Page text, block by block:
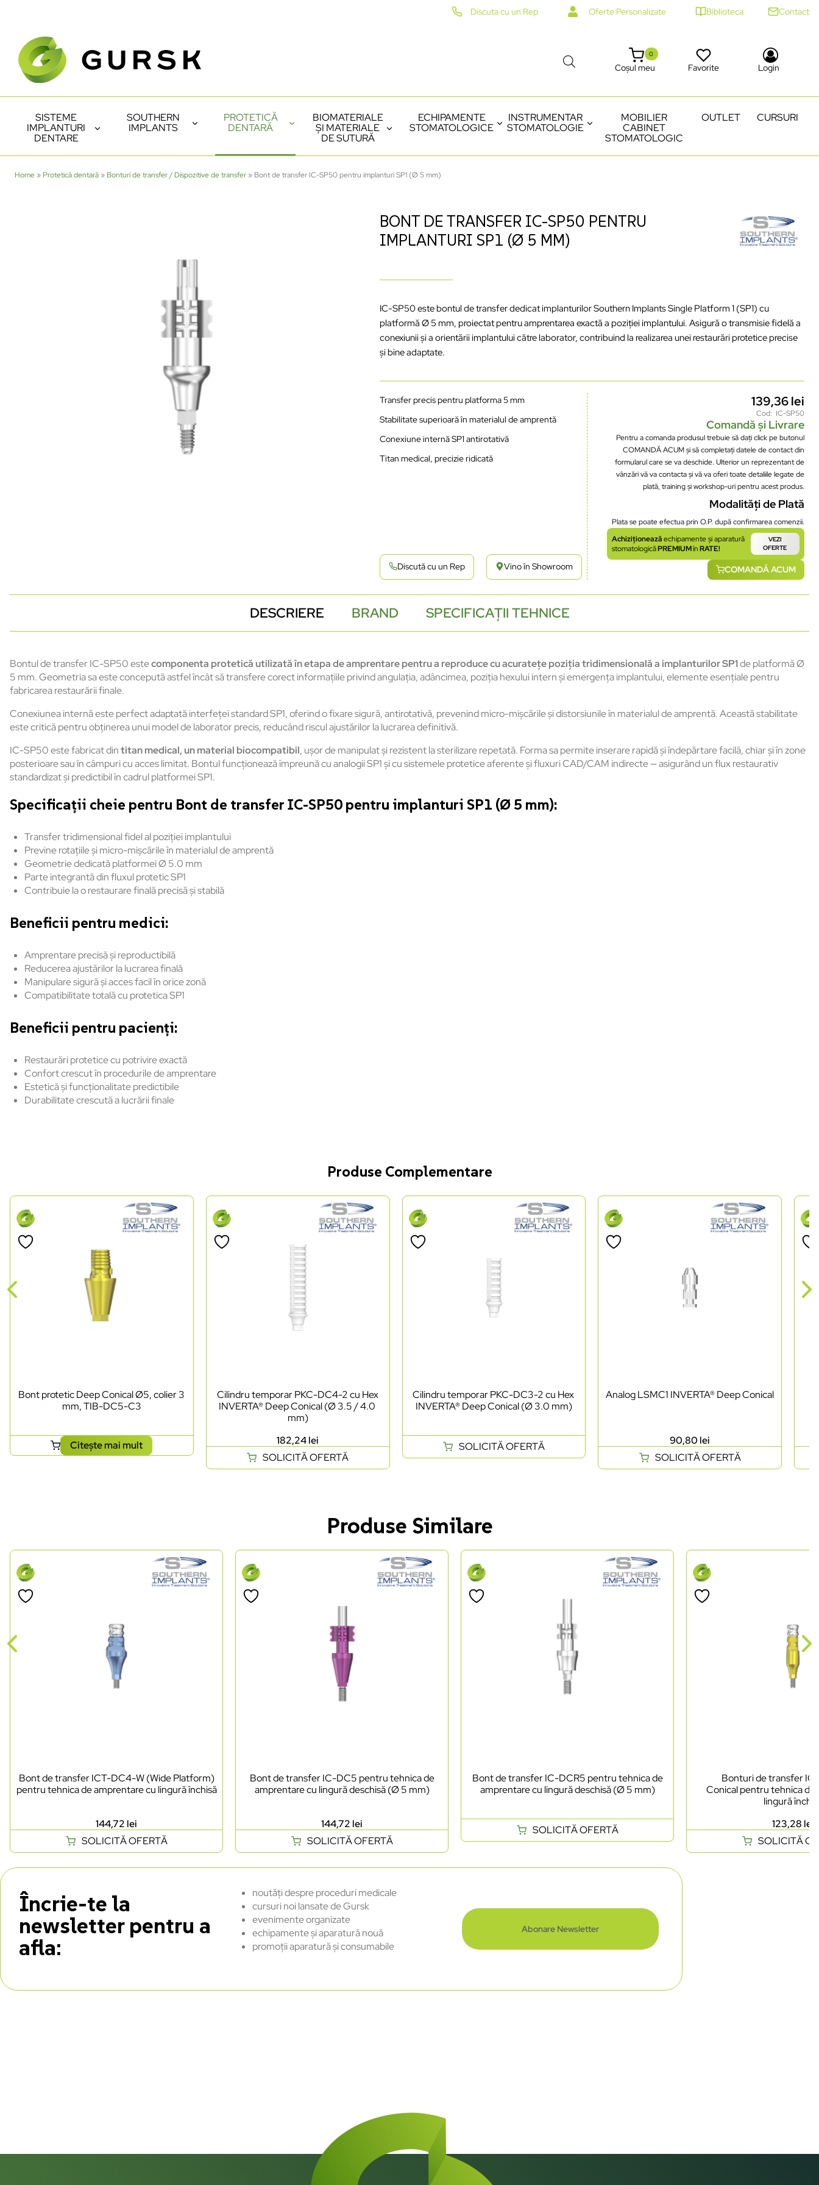
Discuta cu un Rep Oferte Personalizate Biblioteca Contact
Coșul meu
0
Favorite Login
SISTEME
IMPLANTURI
DENTARE
SOUTHERN
IMPLANTS
PROTETICĂ
DENTARĂ
BIOMATERIALE
ȘI MATERIALE
DE SUTURĂ
ECHIPAMENTE
STOMATOLOGICE
INSTRUMENTAR
STOMATOLOGIE
MOBILIER
CABINET
STOMATOLOGIC
OUTLET CURSURI
Home » Protetică dentară » Bonturi de transfer / Dispozitive de transfer » Bont de transfer IC-SP50 pentru implanturi SP1 (Ø 5 mm)
BONT DE TRANSFER IC-SP50 PENTRU
IMPLANTURI SP1 (Ø 5 MM)
IC-SP50 este bontul de transferdedicatimplanturilorSouthern Implants Single Platform 1 (SP1) cu
platformă Ø 5 mm, proiectatpentruamprentarea exactă a pozițieiimplantului.Asigură otransmisiefidelă a
conexiuniișiaorientăriiimplantuluicătre laborator,contribuind la realizarea unei restaurări protetice precise
și bineadaptate.
Transfer precispentru platforma 5 mm
Stabilitatesuperioarăîn materialul deamprentă
ConexiuneinternăSP1antirotativă
Titan medical,precizieridicată
Discută cu un Rep Vino în Showroom
139,36lei
Cod: IC-SP50
Comandă și Livrare
Pentru a comanda produsul trebuie să dați click pe butonul
COMANDĂ ACUM și să completați datele de contact din
formularul care se va deschide. Ulterior un reprezentant de
vânzări vă va contacta și vă va oferi toate detaliile legate de
plată, training și workshop-uri pentru acest produs.
Modalități de Plată
Plata se poate efectua prin O.P. după confirmarea comenzii.
Achiziționeazăechipamente și aparatură
stomatologicăPREMIUMînRATE!
VEZI
OFERTE
COMANDĂ ACUM
DESCRIERE BRAND SPECIFICAȚII TEHNICE
Bontul de transfer IC-SP50estecomponenta protetică utilizatăînetapadeamprentarepentrua reproduce cuacuratețepozițiatridimensionalăaimplanturilorSP1deplatformăØ
5 mm.Geometriasaesteconceputăastfelîncâtsătransferecorectinformațiileprivindangulația,adâncimea, pozițiahexuluiinternșiemergențaimplantului,elementeesențialepentru
fabricarearestaurăriifinale.
Conexiuneainternăesteperfectadaptatăinterfețeistandard SP1,oferindofixaresigură,antirotativă, prevenindmicro-mișcărileșidistorsiunileîn materialuldeamprentă.Aceastăstabilitate
estecriticăpentruobținereaunuimodel delaboratorprecis, reducândrisculajustărilorlalucrareadefinitivă.
IC-SP50estefabricatdintitan medical, un material biocompatibil, ușordemanipulatșirezistentlasterilizarerepetată. Formasapermiteinserarerapidășiîndepărtarefacilă,chiarșiînzone
posterioaresauîncâmpuricuacceslimitat. BontulfuncționeazăîmpreunăcuanalogiiSP1șicusistemeleproteticeaferenteșifluxuriCAD/CAM indirecte—asigurândun fluxrestaurativ
standardizatșipredictibilîncadrulplatformeiSP1.
Specificații cheie pentru Bont de transfer IC-SP50 pentru implanturi SP1 (Ø 5 mm):
Transfer tridimensionalfidelalpozițieiimplantului
Previnerotațiileșimicro-mișcărileîn materialuldeamprentă
GeometriededicatăplatformeiØ 5.0 mm
ParteintegrantădinfluxulproteticSP1
Contribuiela orestaurarefinalăprecisășistabilă
Beneficii pentru medici:
Amprentareprecisășireproductibilă
Reducereaajustărilorlalucrareafinală
Manipularesigurășiaccesfacilînoricezonă
Compatibilitatetotalăcu proteticaSP1
Beneficii pentru pacienți:
Restaurăriproteticecu potrivireexactă
Confortcrescutîn proceduriledeamprentare
Esteticășifuncționalitatepredictibile
Durabilitatecrescutăalucrăriifinale
Produse Complementare
Bont protetic Deep Conical Ø5, colier 3
mm, TIB-DC5-C3
Citește mai mult
Cilindru temporar PKC-DC4-2 cu Hex
INVERTA® Deep Conical (Ø 3.5 / 4.0
mm)
182,24lei
SOLICITĂ OFERTĂ
Cilindru temporar PKC-DC3-2 cu Hex
INVERTA® Deep Conical (Ø 3.0 mm)
SOLICITĂ OFERTĂ
Analog LSMC1 INVERTA® Deep Conical
90,80 lei
SOLICITĂ OFERTĂ
Produse Similare
Bont de transfer ICT-DC4-W (Wide Platform)
pentru tehnica de amprentare cu lingură închisă
144,72 lei
SOLICITĂ OFERTĂ
Bont de transfer IC-DC5 pentru tehnica de
amprentare cu lingură deschisă (Ø 5 mm)
144,72 lei
SOLICITĂ OFERTĂ
Bont de transfer IC-DCR5 pentru tehnica de
amprentare cu lingură deschisă (Ø 5 mm)
SOLICITĂ OFERTĂ
Bonturi de transfer
Conical pentru tehnica de
lingură
123,28 lei
SOLICITĂ
Încrie-te la
newsletter pentru a
afla:
noutăți despre proceduri medicale
cursuri noi lansate de Gursk
evenimente organizate
echipamente și aparatură nouă
promoții aparatură și consumabile
Abonare Newsletter